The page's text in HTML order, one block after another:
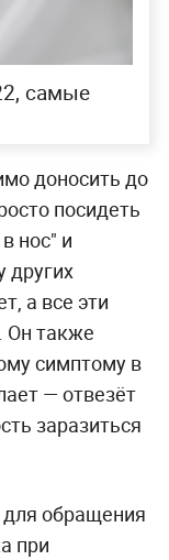
самые
доносить до
посидеть
нос" и
других
а все эти
Он также
симптому в
— отвезёт
заразиться
обращения
при